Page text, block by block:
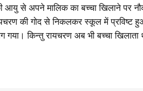
आयु से अपने मालिक का बच्‍चा खिलाने पर
की गोद से निकलकर स्कूल में
गया। किन्तु रायचरण अब भी बच्‍चा